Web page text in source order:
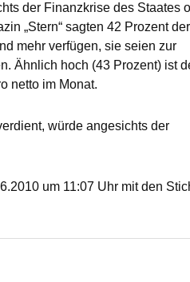
der Finanzkrise des Staates
„Stern“ sagten 42 Prozent der
mehr verfügen, sie seien zur
Ähnlich hoch (43 Prozent) ist
netto im Monat.
würde angesichts der
um 11:07 Uhr mit den